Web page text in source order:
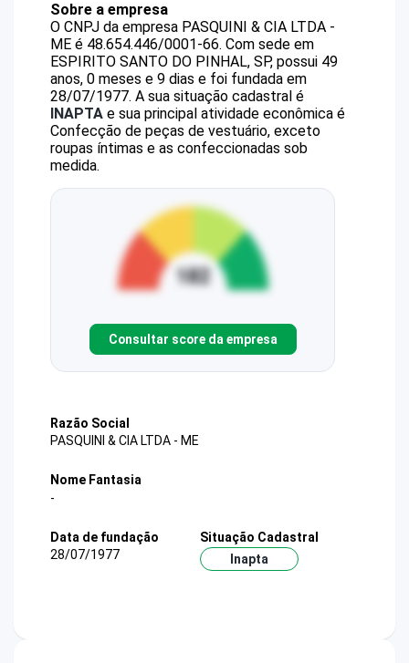
Sobre a empresa
O CNPJ da empresa PASQUINI & CIA LTDA -
ME é 48.654.446/0001-66. Com sede em
ESPIRITO SANTO DO PINHAL, SP, possui 49
anos, 0 meses e 9 dias e foi fundada em
28/07/1977. A sua situação cadastral é
INAPTA e sua principal atividade econômica é
Confecção de peças de vestuário, exceto
roupas íntimas e as confeccionadas sob
medida.
Consultar score da empresa
Razão Social
PASQUINI & CIA LTDA - ME
Nome Fantasia
-
Data de fundação
28/07/1977
Situação Cadastral
Inapta